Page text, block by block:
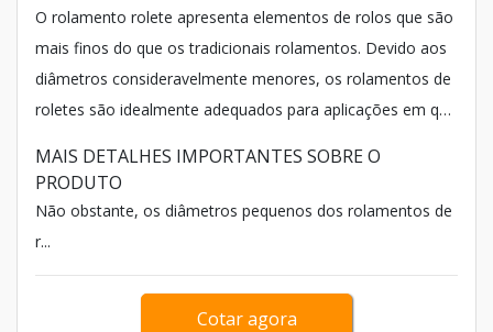
O rolamento rolete apresenta elementos de rolos que são
mais finos do que os tradicionais rolamentos. Devido aos
diâmetros consideravelmente menores, os rolamentos de
roletes são idealmente adequados para aplicações em que
MAIS DETALHES IMPORTANTES SOBRE O
PRODUTO
Não obstante, os diâmetros pequenos dos rolamentos de
r...
Cotar agora